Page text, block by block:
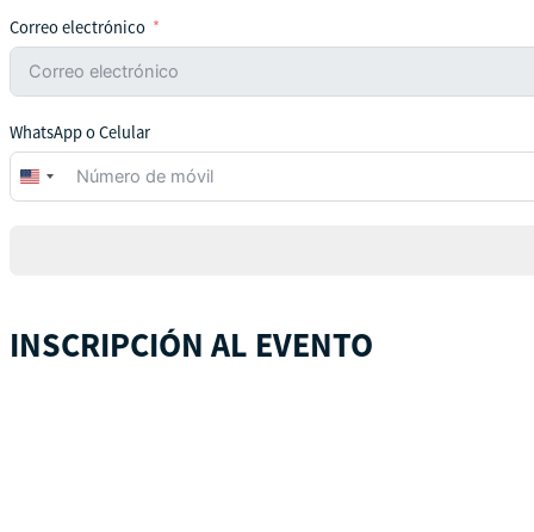
Correo electrónico
WhatsApp o Celular
United
States
INSCRIPCIÓN AL EVENTO